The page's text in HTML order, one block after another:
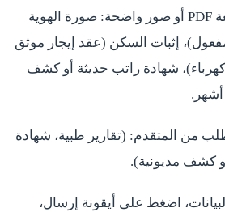
الملفات التالية بصيغة PDF أو صور واضحة: صورة الهوية
إثبات السكن (عقد إيجار موثق
كهرباء)، شهادة راتب حديثة أو كشف
من المتقدم: (تقارير طبية، شهادة
كشف مديونية).
اضغط على أيقونة إرسال،